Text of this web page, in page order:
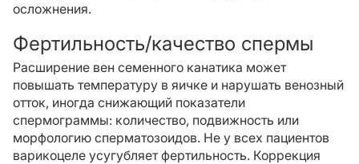
осложнения.
Фертильность/качество спермы
Расширение вен семенного канатика может
повышать температуру в яичке и нарушать венозный
отток, иногда снижающий показатели
спермограммы: количество, подвижность или
морфологию сперматозоидов. Не у всех пациентов
варикоцеле усугубляет фертильность. Коррекция